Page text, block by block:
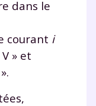
dans le
courant i
» et